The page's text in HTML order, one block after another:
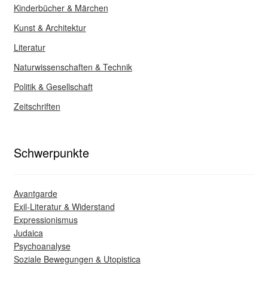
Kinderbücher & Märchen
Kunst & Architektur
Literatur
Naturwissenschaften & Technik
Politik & Gesellschaft
Zeitschriften
Schwerpunkte
Avantgarde
Exil-Literatur & Widerstand
Expressionismus
Judaica
Psychoanalyse
Soziale Bewegungen & Utopistica